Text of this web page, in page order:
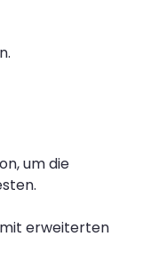
um die
erweiterten